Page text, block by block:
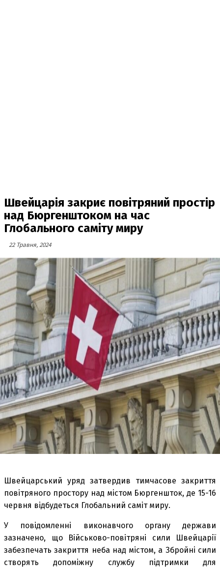
Швейцарія закриє повітряний простір
над Бюргенштоком на час
Глобального саміту миру
22 Травня, 2024
Швейцарський уряд затвердив тимчасове закриття
повітряного простору над містом Бюргеншток, де 15-16
червня відбудеться Глобальний саміт миру.
У повідомленні виконавчого органу держави
зазначено, що Військово-повітряні сили Швейцарії
забезпечать закриття неба над містом, а Збройні сили
створять допоміжну службу підтримки для